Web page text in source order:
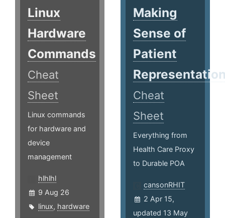
Linux
Hardware
Commands
Cheat
Sheet
Linux commands
for hardware and
device
management
hlhlhl
9 Aug 26
linux, hardware
Making
Sense of
Patient
Cheat
Sheet
Everything from
Health Care Proxy
to Durable POA
cansonRHIT
2 Apr 15,
updated 13 May